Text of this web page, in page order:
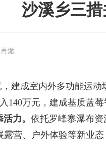
沙溪乡三
焮
，建成室内外多功能运
140万元，建成基质蓝
活力。 依托罗峰寨瀑布
营、户外体验等新业态